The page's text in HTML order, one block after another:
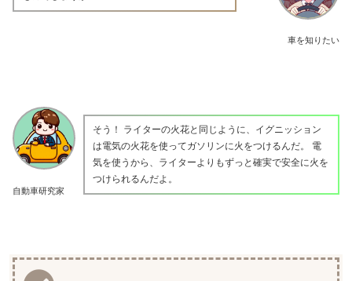
車を知りたい
自動車研究家
そう！ ライターの火花と同じように、イグニッション
は電気の火花を使ってガソリンに火をつけるんだ。 電
気を使うから、ライターよりもずっと確実で安全に火を
つけられるんだよ。